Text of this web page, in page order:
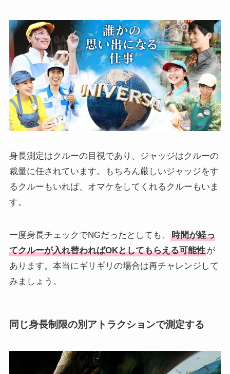
身長測定はクルーの目視であり、ジャッジはクルーの
裁量に任されています。もちろん厳しいジャッジをす
るクルーもいれば、オマケをしてくれるクルーもいま
す。
一度身長チェックでNGだったとしても、
時間が経っ
てクルーが入れ替わればOKとしてもらえる可能性が
あります。本当にギリギリの場合は再チャレンジして
みましょう。
同じ身長制限の別アトラクションで測定する